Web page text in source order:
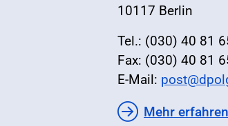
10117 Berlin
Tel.: (030) 40 81
Fax: (030) 40 81
E-Mail:
Mehr erfahren